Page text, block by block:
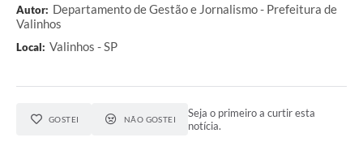
Autor: Departamento de Gestão e Jornalismo - Prefeitura de
Valinhos
Local: Valinhos - SP
GOSTEI NÃO GOSTEI
Seja o primeiro a curtir esta
notícia.